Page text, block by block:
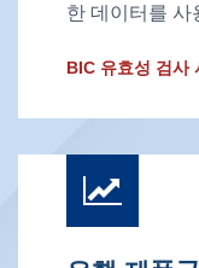
한 데이터를 사
BIC 유효성 검사